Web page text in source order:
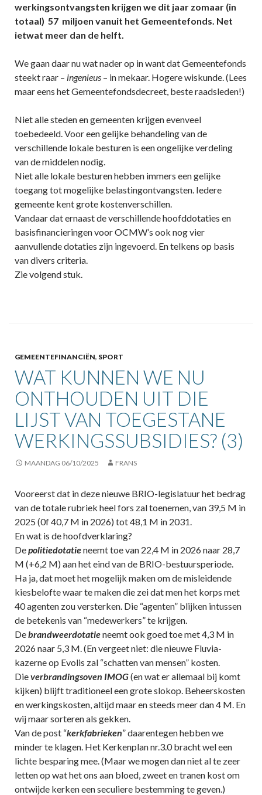
werkingsontvangsten krijgen we dit jaar zomaar (in
totaal) 57 miljoen vanuit het Gemeentefonds. Net
ietwat meer dan de helft.
We gaan daar nu wat nader op in want dat Gemeentefonds
steekt raar – ingenieus – in mekaar. Hogere wiskunde. (Lees
maar eens het Gemeentefondsdecreet, beste raadsleden!)
Niet alle steden en gemeenten krijgen evenveel
toebedeeld. Voor een gelijke behandeling van de
verschillende lokale besturen is een ongelijke verdeling
van de middelen nodig.
Niet alle lokale besturen hebben immers een gelijke
toegang tot mogelijke belastingontvangsten. Iedere
gemeente kent grote kostenverschillen.
Vandaar dat ernaast de verschillende hoofddotaties en
basisfinancieringen voor OCMW’s ook nog vier
aanvullende dotaties zijn ingevoerd. En telkens op basis
van divers criteria.
Zie volgend stuk.
GEMEENTEFINANCIËN, SPORT
WAT KUNNEN WE NU
ONTHOUDEN UIT DIE
LIJST VAN TOEGESTANE
WERKINGSSUBSIDIES? (3)
MAANDAG 06/10/2025 FRANS
Vooreerst dat in deze nieuwe BRIO-legislatuur het bedrag
van de totale rubriek heel fors zal toenemen, van 39,5 M in
2025 (0f 40,7 M in 2026) tot 48,1 M in 2031.
En wat is de hoofdverklaring?
Depolitiedotatieneemt toe van 22,4 M in 2026 naar 28,7
M (+6,2 M) aan het eind van de BRIO-bestuursperiode.
Ha ja, dat moet het mogelijk maken om de misleidende
kiesbelofte waar te maken die zei dat men het korps met
40 agenten zou versterken. Die “agenten” blijken intussen
de betekenis van “medewerkers” te krijgen.
Debrandweerdotatieneemt ook goed toe met 4,3 M in
2026 naar 5,3 M. (En vergeet niet: die nieuwe Fluvia-
kazerne op Evolis zal “schatten van mensen” kosten.
Dieverbrandingsoven IMOG(en wat er allemaal bij komt
kijken) blijft traditioneel een grote slokop. Beheerskosten
en werkingskosten, altijd maar en steeds meer dan 4 M. En
wij maar sorteren als gekken.
Van de post “kerkfabrieken” daarentegen hebben we
minder te klagen. Het Kerkenplan nr.3.0 bracht wel een
lichte besparing mee. (Maar we mogen dan niet al te zeer
letten op wat het ons aan bloed, zweet en tranen kost om
ontwijde kerken een seculiere bestemming te geven.)